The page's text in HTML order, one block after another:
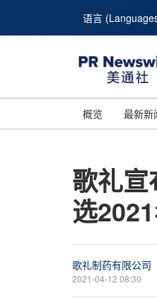
语言
概览 最新新
歌礼
选
歌礼制药有限公司
2021-04-12 08:30